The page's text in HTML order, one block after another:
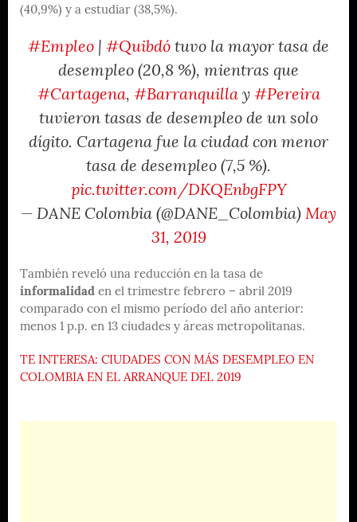
(40,9%) y a estudiar (38,5%).
#Empleo | #Quibdó tuvo la mayor tasa de
desempleo (20,8 %), mientras que
#Cartagena, #Barranquillay #Pereira
tuvieron tasas de desempleo de un solo
dígito. Cartagena fue la ciudad con menor
tasa de desempleo (7,5 %).
pic.twitter.com/DKQEnbgFPY
— DANE Colombia (@DANE_Colombia) May
31, 2019
También reveló una reducción en la tasa de
informalidad en el trimestre febrero – abril 2019
comparado con el mismo período del año anterior:
menos 1 p.p. en 13 ciudades y áreas metropolitanas.
TE INTERESA: CIUDADES CON MÁS DESEMPLEO EN
COLOMBIA EN EL ARRANQUE DEL 2019